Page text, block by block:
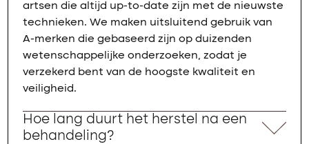
artsen die altijd up-to-date zijn met de nieuwste
technieken. We maken uitsluitend gebruik van
A-merken die gebaseerd zijn op duizenden
wetenschappelijke onderzoeken, zodat je
verzekerd bent van de hoogste kwaliteit en
veiligheid.
Hoe lang duurt het herstel na een
behandeling?